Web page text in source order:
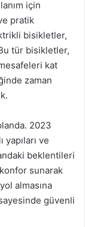
için
pratik
bisikletler,
tür bisikletler,
kat
zaman
2023
ve
beklentileri
sunarak
almasına
güvenli